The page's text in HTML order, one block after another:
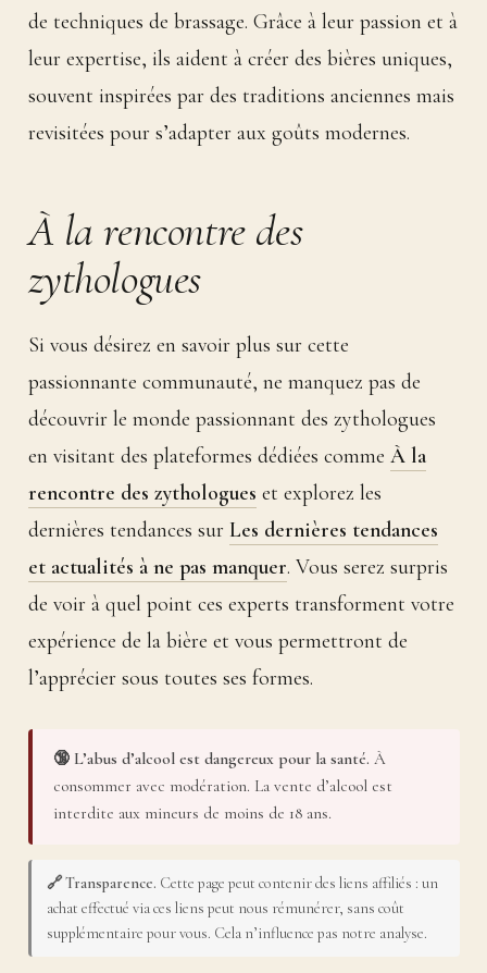
de techniques de brassage. Grâce à leur passion et à
leur expertise, ils aident à créer des bières uniques,
souvent inspirées par des traditions anciennes mais
revisitées pour s’adapter aux goûts modernes.
À la rencontre des
zythologues
Si vous désirez en savoir plus sur cette
passionnante communauté, ne manquez pas de
découvrir le monde passionnant des zythologues
en visitant des plateformes dédiées comme À la
rencontre des zythologues et explorez les
dernières tendances sur Les dernières tendances
et actualités à ne pas manquer. Vous serez surpris
de voir à quel point ces experts transforment votre
expérience de la bière et vous permettront de
l’apprécier sous toutes ses formes.
🔞 L’abus d’alcool est dangereux pour la santé. À
consommer avec modération. La vente d’alcool est
interdite aux mineurs de moins de 18 ans.
🔗 Transparence. Cette page peut contenir des liens affiliés : un
achat effectué via ces liens peut nous rémunérer, sans coût
supplémentaire pour vous. Cela n’influence pas notre analyse.